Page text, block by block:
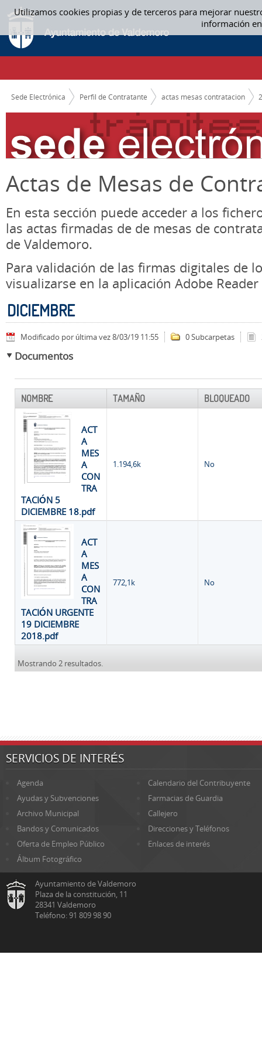
Utilizamos cookies propias y de terceros para mejorar
información
Saltar al contenido
DICIEMBRE - ACTAS MESAS CONTRATACION
CAMINO DE MIGAS
Sede Electrónica Perfil de Contratante actas mesas contratacion
Actas de Mesas de
En esta sección puede acceder a los
las actas firmadas de de mesas de
de Valdemoro.
Para validación de las firmas digitales de
visualizarse en la aplicación Adobe Reader
DICIEMBRE
Modificado por última vez 8/03/19 11:55 0 Subcarpetas
Documentos
NOMBRE TAMAÑO BLOQUEADO
ACT
A
MES
A
CON
TRA
TACIÓN 5
DICIEMBRE 18.pdf
1.194,6k No
ACT
A
MES
A
CON
TRA
TACIÓN URGENTE
19 DICIEMBRE
2018.pdf
772,1k No
Mostrando 2 resultados.
SERVICIOS DE INTERÉS
Agenda
Calendario del Contribuyente
Ayudas y Subvenciones
Farmacias de Guardia
Archivo Municipal
Callejero
Bandos y Comunicados
Direcciones y Teléfonos
Oferta de Empleo Público
Enlaces de interés
Álbum Fotográfico
Ayuntamiento de Valdemoro
Plaza de la constitución, 11
28341 Valdemoro
Teléfono: 91 809 98 90